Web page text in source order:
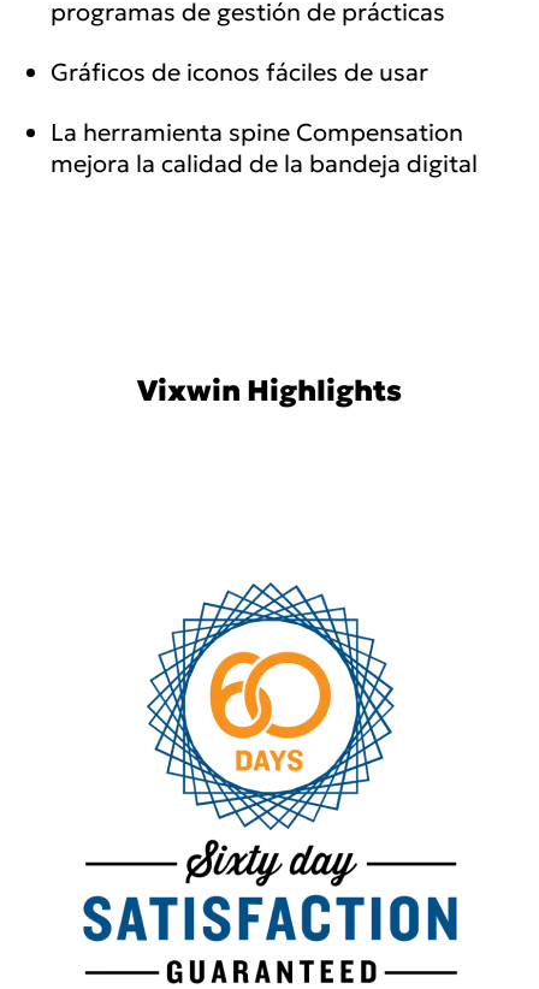
programas de gestión de prácticas
Gráficos de iconos fáciles de usar
La herramienta spine Compensation
mejora la calidad de la bandeja digital
Vixwin Highlights